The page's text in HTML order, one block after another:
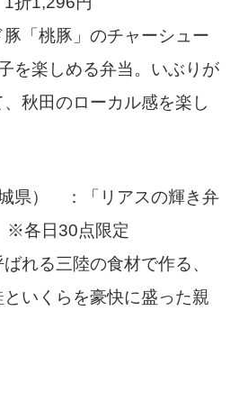
「桃豚」のチャーシュー
を楽しめる弁当。いぶりが
秋田のローカル感を楽し
県） ：「リアスの輝き弁
各日30点限定
れる三陸の食材で作る、
いくらを豪快に盛った親